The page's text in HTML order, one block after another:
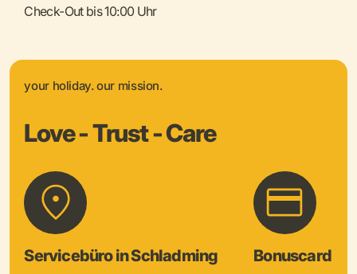
Check-Out bis 10:00 Uhr
your holiday. our mission.
Love - Trust - Care
Servicebüro in Schladming Bonuscard &